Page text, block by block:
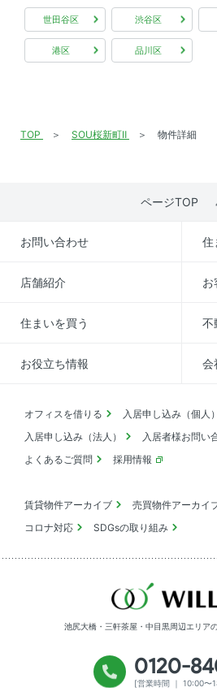
世田谷区 渋谷区
港区 品川区
TOP SOU桜新町Ⅱ 物件詳細
ページTOP
お問い合わせ 住
店舗紹介 お
住まいを買う 不
お役立ち情報 会
オフィスを借りる
入居申し込み（個人）
入居申し込み（法人）
入居者様お問い
よくあるご質問
採用情報
賃貸物件アーカイブ 売買物件アーカイ
コロナ対応
SDGsの取り組み
池尻大橋・三軒茶屋・中目黒周辺エリア
0120-
[営業時間 ｜ 10:00〜